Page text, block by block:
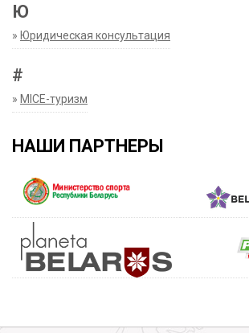
Ю
» Юридическая консультация
#
» MICE-туризм
НАШИ ПАРТНЕРЫ